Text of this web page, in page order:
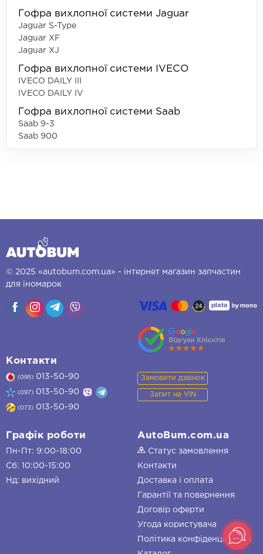
Гофра вихлопної системи Jaguar
Jaguar S-Type
Jaguar XF
Jaguar XJ
Гофра вихлопної системи IVECO
IVECO DAILY III
IVECO DAILY IV
Гофра вихлопної системи Saab
Saab 9-3
Saab 900
© 2025 «autobum.com.ua» - інтернет магазин запчастин
для іномарок
Контакти
(095) 013-50-90
(097) 013-50-90
(073) 013-50-90
Замовити дзвінок
Запит на VIN
Графік роботи
Пн-Пт: 9:00-18:00
Сб: 10:00-15:00
Нд: вихідний
AutoBum.com.ua
Статус замовлення
Контакти
Доставка і оплата
Гарантії та повернення
Договір оферти
Угода користувача
Політика конфіденційності